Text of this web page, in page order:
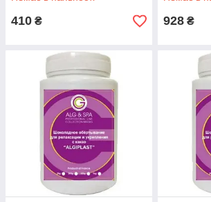
410 ₴ 928 ₴